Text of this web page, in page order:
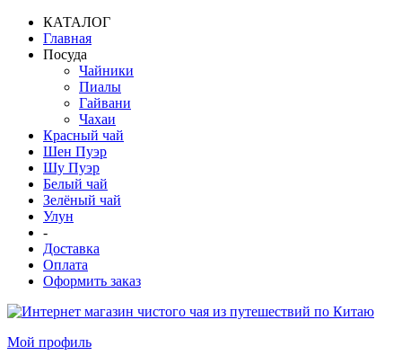
КАТАЛОГ
Главная
Посуда
Чайники
Пиалы
Гайвани
Чахаи
Красный чай
Шен Пуэр
Шу Пуэр
Белый чай
Зелёный чай
Улун
-
Доставка
Оплата
Оформить заказ
Мой профиль